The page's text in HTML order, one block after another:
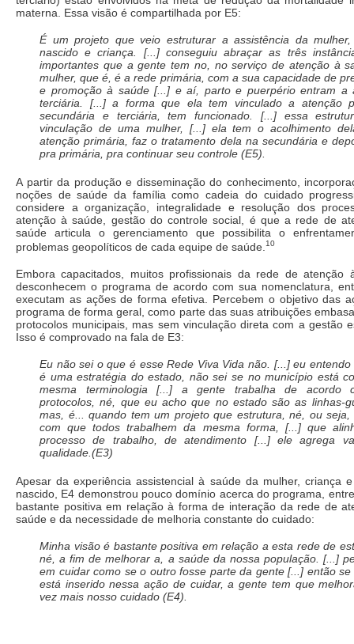
materna. Essa visão é compartilhada por E5:
É um projeto que veio estruturar a assistência da mulher,
nascido e criança. [...] conseguiu abraçar as três
importantes que a gente tem no, no serviço de atenção à
mulher, que é, é a rede primária, com a sua capacidade de
e promoção à saúde [...] e aí, parto e puerpério entram a
terciária. [...] a forma que ela tem vinculado a atenção
secundária e terciária, tem funcionado. [...] essa
vinculação de uma mulher, [...] ela tem o acolhimento
atenção primária, faz o tratamento dela na secundária e
pra primária, pra continuar seu controle (E5).
A partir da produção e disseminação do conhecimento,
noções de saúde da família como cadeia do cuidado
considere a organização, integralidade e resolução dos
atenção à saúde, gestão do controle social, é que a rede de
saúde articula o gerenciamento que possibilita o
problemas geopolíticos de cada equipe de saúde. 10
Embora capacitados, muitos profissionais da rede de atenção
desconhecem o programa de acordo com sua nomenclatura,
executam as ações de forma efetiva. Percebem o objetivo das
programa de forma geral, como parte das suas atribuições
protocolos municipais, mas sem vinculação direta com a gestão
Isso é comprovado na fala de E3:
Eu não sei o que é esse Rede Viva Vida não. [...] eu entendo
é uma estratégia do estado, não sei se no município está
mesma terminologia [...] a gente trabalha de acordo
protocolos, né, que eu acho que no estado são as linhas-
mas, é... quando tem um projeto que estrutura, né, ou seja,
com que todos trabalhem da mesma forma, [...] que
processo de trabalho, de atendimento [...] ele agrega
qualidade.(E3)
Apesar da experiência assistencial à saúde da mulher, criança
nascido, E4 demonstrou pouco domínio acerca do programa,
bastante positiva em relação à forma de interação da rede de
saúde e da necessidade de melhoria constante do cuidado:
Minha visão é bastante positiva em relação a esta rede de
né, a fim de melhorar a, a saúde da nossa população. [...]
em cuidar como se o outro fosse parte da gente [...] então se
está inserido nessa ação de cuidar, a gente tem que
vez mais nosso cuidado (E4).